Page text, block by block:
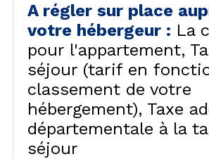
A régler sur place
votre hébergeur : La
pour l'appartement
séjour (tarif en
classement de votre
hébergement) Taxe
départementale à la
séjour